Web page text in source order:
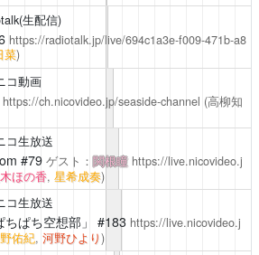
生配信)
https://radiotalk.jp/live/694c1a3e-f009-471b-a8
菜)
コ動画
https://ch.nicovideo.jp/seaside-channel (高柳知
コ生放送
#79 ゲスト：関根瞳 https://live.nicovideo.j
ほの香, 星希成奏)
コ生放送
ぱち空想部」 #183 https://live.nicovideo.j
佑紀, 河野ひより)